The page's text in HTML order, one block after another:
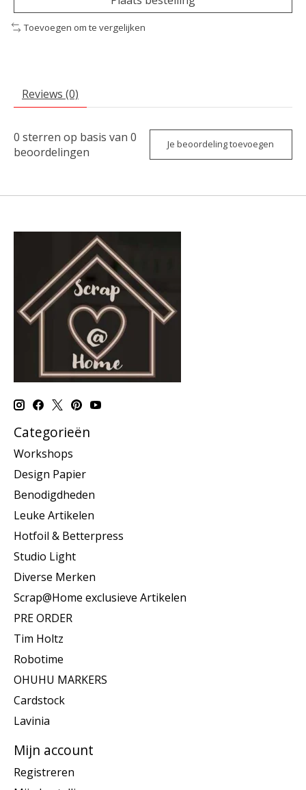
Toevoegen om te vergelijken
Reviews (0)
0 sterren op basis van 0
beoordelingen
Je beoordeling toevoegen
Categorieën
Workshops
Design Papier
Benodigdheden
Leuke Artikelen
Hotfoil & Betterpress
Studio Light
Diverse Merken
Scrap@Home exclusieve Artikelen
PRE ORDER
Tim Holtz
Robotime
OHUHU MARKERS
Cardstock
Lavinia
Mijn account
Registreren